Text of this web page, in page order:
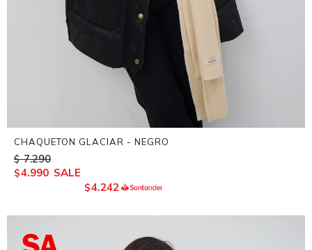
CHAQUETON GLACIAR - NEGRO
$ 7.290
$4.990
$4.242